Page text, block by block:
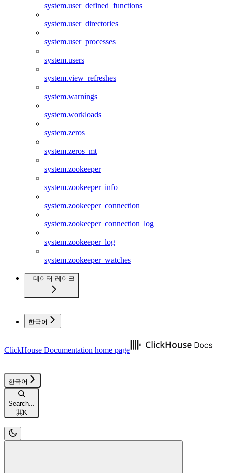
system.user_defined_functions
system.user_directories
system.user_processes
system.users
system.view_refreshes
system.warnings
system.workloads
system.zeros
system.zeros_mt
system.zookeeper
system.zookeeper_info
system.zookeeper_connection
system.zookeeper_connection_log
system.zookeeper_log
system.zookeeper_watches
데이터 레이크
한국어
ClickHouse Documentation home page
한국어
Search...
⌘K